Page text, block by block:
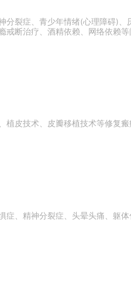
裂症、青少年情绪(心理障碍)
断治疗、酒精依赖、网络依赖
皮技术、皮瓣移植技术等修复瘢
、精神分裂症、头晕头痛、躯